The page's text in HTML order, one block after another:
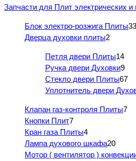
Запчасти для Плит электрических и
Блок электро-розжига Плиты33
Дверца духовки плиты2
Петля двери Плиты14
Ручка двери Духовки9
Стекло двери Плиты67
Уплотнитель двери
Клапан газ-контроля Плиты7
Кнопки Плит7
Кран газа Плиты4
Лампа духового шкафа20
Мотор ( вентилятор )